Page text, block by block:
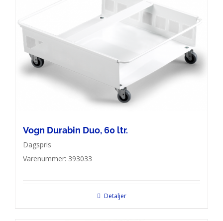
Vogn Durabin Duo, 60 ltr.
Dagspris
Varenummer: 393033
Detaljer